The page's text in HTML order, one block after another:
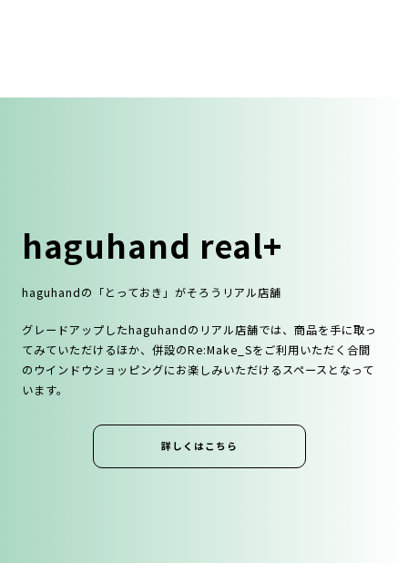
haguhand real+
haguhandの「とっておき」がそろうリアル店舗
グレードアップしたhaguhandのリアル店舗では、商品を⼿に取っ
てみていただけるほか、併設のRe:Make_Sをご利⽤いただく合間
のウインドウショッピングにお楽しみいただけるスペースとなって
います。
詳しくはこちら